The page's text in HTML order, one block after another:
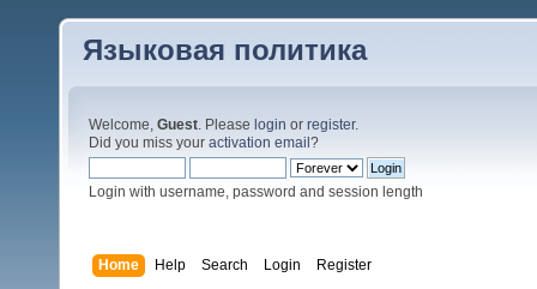
Языковая политика
Welcome, Guest. Please login or register.
Did you miss your activation email ?
Login with username, password and session length
Home Help Search Login Register